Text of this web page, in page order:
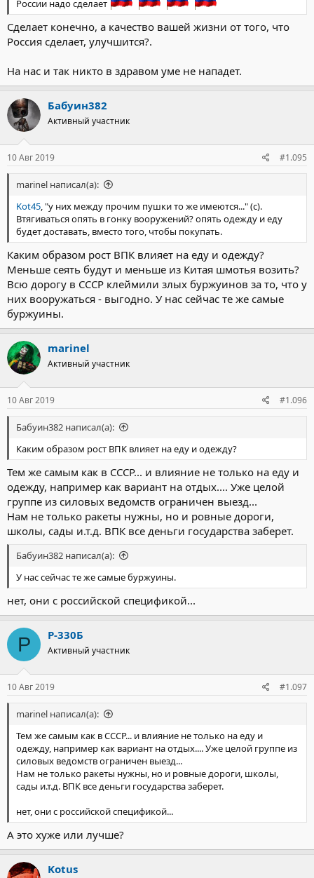
России надо сделает
Сделает конечно, а качество вашей жизни от того, что
Россия сделает, улучшится?.
На нас и так никто в здравом уме не нападет.
Бабуин382
Активный участник
10 Авг 2019 #1.095
marinel написал(а):
Kot45, "у них между прочим пушки то же имеются..." (с).
Втягиваться опять в гонку вооружений? опять одежду и еду
будет доставать, вместо того, чтобы покупать.
Каким образом рост ВПК влияет на еду и одежду?
Меньше сеять будут и меньше из Китая шмотья возить?
Всю дорогу в СССР клеймили злых буржуинов за то, что у
них вооружаться - выгодно. У нас сейчас те же самые
буржуины.
marinel
Активный участник
10 Авг 2019 #1.096
Бабуин382 написал(а):
Каким образом рост ВПК влияет на еду и одежду?
Тем же самым как в СССР... и влияние не только на еду и
одежду, например как вариант на отдых.... Уже целой
группе из силовых ведомств ограничен выезд...
Нам не только ракеты нужны, но и ровные дороги,
школы, сады и.т.д. ВПК все деньги государства заберет.
Бабуин382 написал(а):
У нас сейчас те же самые буржуины.
нет, они с российской спецификой...
Р Р-330Б
Активный участник
10 Авг 2019 #1.097
marinel написал(а):
Тем же самым как в СССР... и влияние не только на еду и
одежду, например как вариант на отдых.... Уже целой группе из
силовых ведомств ограничен выезд...
Нам не только ракеты нужны, но и ровные дороги, школы,
сады и.т.д. ВПК все деньги государства заберет.
нет, они с российской спецификой...
А это хуже или лучше?
Kotus